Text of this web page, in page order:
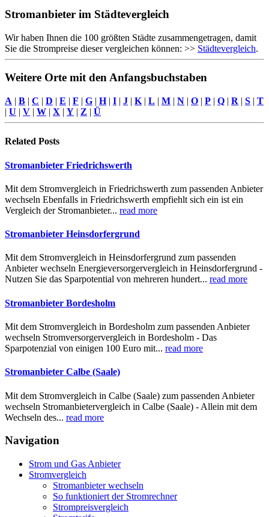
Stromanbieter im Städtevergleich
Wir haben Ihnen die 100 größten Städte zusammengetragen, damit
Sie die Strompreise dieser vergleichen können: >> Städtevergleich.
Weitere Orte mit den Anfangsbuchstaben
A | B | C | D | E | F | G | H| I | J | K | L | M | N | O | P | Q | R | S | T
| U | V | W | X | Y | Z | Ü
Related Posts
Stromanbieter Friedrichswerth
Mit dem Stromvergleich in Friedrichswerth zum passenden Anbieter
wechseln Ebenfalls in Friedrichswerth empfiehlt sich ein ist ein
Vergleich der Stromanbieter... read more
Stromanbieter Heinsdorfergrund
Mit dem Stromvergleich in Heinsdorfergrund zum passenden
Anbieter wechseln Energieversorgervergleich in Heinsdorfergrund -
Nutzen Sie das Sparpotential von mehreren hundert... read more
Stromanbieter Bordesholm
Mit dem Stromvergleich in Bordesholm zum passenden Anbieter
wechseln Stromversorgervergleich in Bordesholm - Das
Sparpotenzial von einigen 100 Euro mit... read more
Stromanbieter Calbe (Saale)
Mit dem Stromvergleich in Calbe (Saale) zum passenden Anbieter
wechseln Stromanbietervergleich in Calbe (Saale) - Allein mit dem
Wechseln des... read more
Navigation
Strom und Gas Anbieter
Stromvergleich
Stromanbieter wechseln
So funktioniert der Stromrechner
Strompreisvergleich